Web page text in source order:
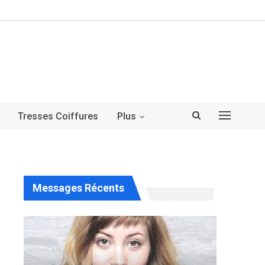
Tresses Coiffures Plus
Messages Récents